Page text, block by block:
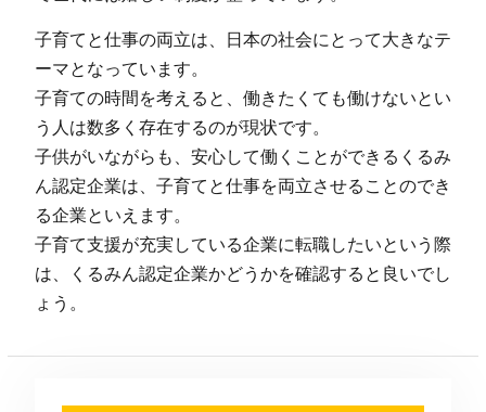
子育てと仕事の両立は、日本の社会にとって大きなテ
ーマとなっています。
子育ての時間を考えると、働きたくても働けないとい
う人は数多く存在するのが現状です。
子供がいながらも、安心して働くことができるくるみ
ん認定企業は、子育てと仕事を両立させることのでき
る企業といえます。
子育て支援が充実している企業に転職したいという際
は、くるみん認定企業かどうかを確認すると良いでし
ょう。